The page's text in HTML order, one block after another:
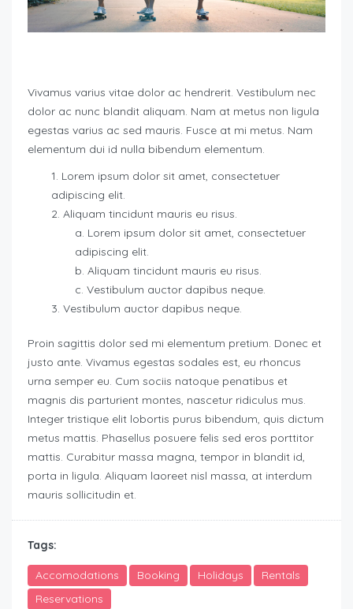
Vivamus varius vitae dolor ac hendrerit. Vestibulum nec
dolor ac nunc blandit aliquam. Nam at metus non ligula
egestas varius ac sed mauris. Fusce at mi metus. Nam
elementum dui id nulla bibendum elementum.
Lorem ipsum dolor sit amet, consectetuer
adipiscing elit.
Aliquam tincidunt mauris eu risus.
Lorem ipsum dolor sit amet, consectetuer
adipiscing elit.
Aliquam tincidunt mauris eu risus.
Vestibulum auctor dapibus neque.
Vestibulum auctor dapibus neque.
Proin sagittis dolor sed mi elementum pretium. Donec et
justo ante. Vivamus egestas sodales est, eu rhoncus
urna semper eu. Cum sociis natoque penatibus et
magnis dis parturient montes, nascetur ridiculus mus.
Integer tristique elit lobortis purus bibendum, quis dictum
metus mattis. Phasellus posuere felis sed eros porttitor
mattis. Curabitur massa magna, tempor in blandit id,
porta in ligula. Aliquam laoreet nisl massa, at interdum
mauris sollicitudin et.
Tags:
Accomodations Booking Holidays
Rentals
Reservations